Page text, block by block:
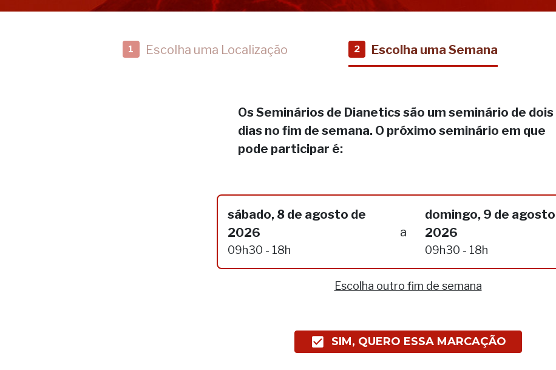
1 Escolha uma Localização 2 Escolha uma Semana
Os Seminários de Dianetics são um seminário de dois
dias no fim de semana. O próximo seminário em que
pode participar é:
sábado, 8 de agosto de
2026
09h30 - 18h
a
domingo, 9 de
2026
09h30 - 18h
Escolha outro fim de semana
SIM, QUERO ESSA MARCAÇÃO